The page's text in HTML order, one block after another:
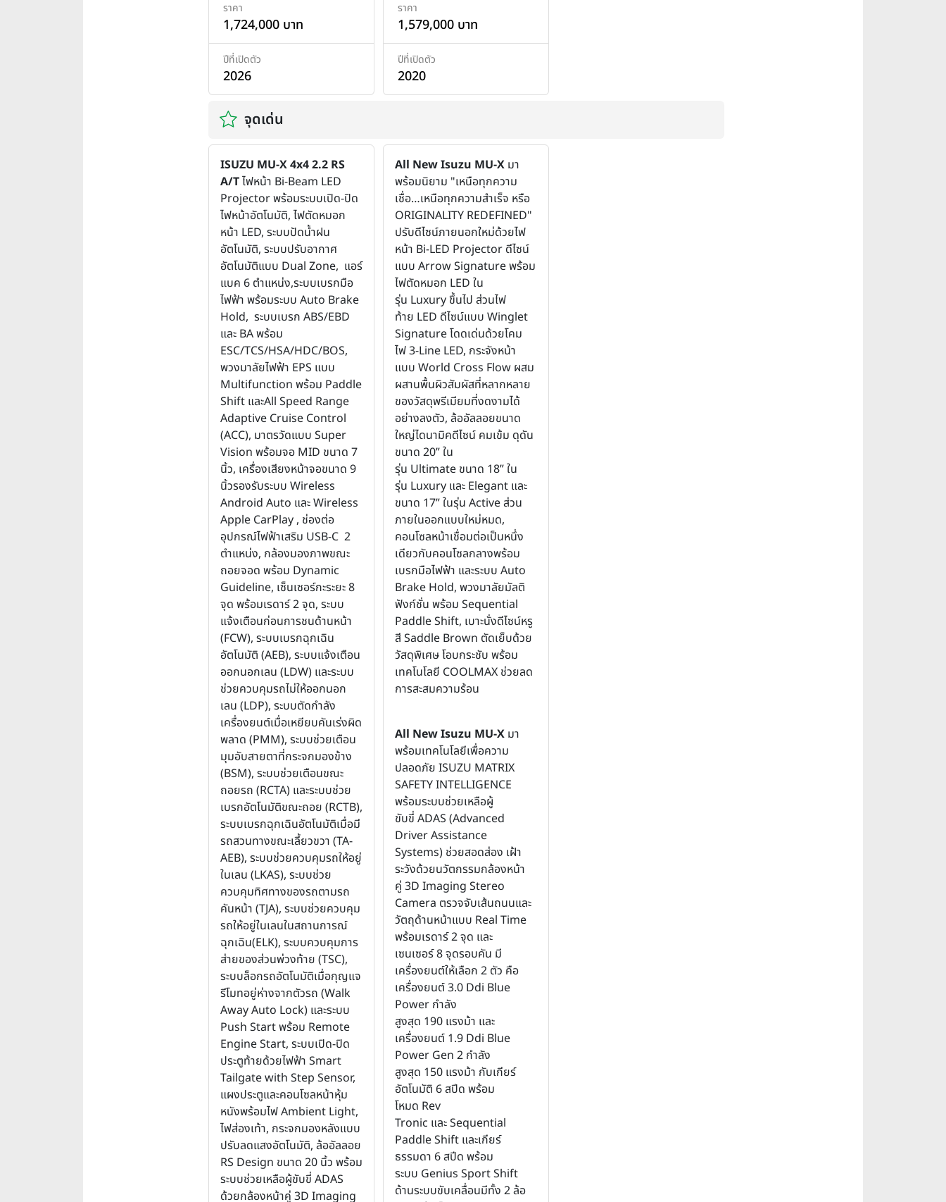
ราคา
1,724,000 บาท
ปีที่เปิดตัว
2026
ราคา
1,579,000 บาท
ปีที่เปิดตัว
2020
จุดเด่น
ISUZU MU-X 4x4 2.2 RS
A/Tไฟหน้า Bi-Beam LED
Projector พร้อมระบบเปิด-ปิด
ไฟหน้าอัตโนมัติ, ไฟตัดหมอก
หน้า LED, ระบบปัดน้ำฝน
อัตโนมัติ, ระบบปรับอากาศ
อัตโนมัติแบบ Dual Zone, แอร์
แบค 6 ตำแหน่ง,ระบบเบรกมือ
ไฟฟ้า พร้อมระบบ Auto Brake
Hold, ระบบเบรก ABS/EBD
และ BA พร้อม
ESC/TCS/HSA/HDC/BOS,
พวงมาลัยไฟฟ้า EPS แบบ
Multifunction พร้อม Paddle
Shift และAll Speed Range
Adaptive Cruise Control
(ACC), มาตรวัดแบบ Super
Vision พร้อมจอ MID ขนาด 7
นิ้ว, เครื่องเสียงหน้าจอขนาด 9
นิ้วรองรับระบบ Wireless
Android Auto และ Wireless
Apple CarPlay , ช่องต่อ
อุปกรณ์ไฟฟ้าเสริม USB-C 2
ตำแหน่ง, กล้องมองภาพขณะ
ถอยจอด พร้อม Dynamic
Guideline, เซ็นเซอร์กะระยะ 8
จุด พร้อมเรดาร์ 2 จุด, ระบบ
แจ้งเตือนก่อนการชนด้านหน้า
(FCW), ระบบเบรกฉุกเฉิน
อัตโนมัติ (AEB), ระบบแจ้งเตือน
ออกนอกเลน (LDW) และระบบ
ช่วยควบคุมรถไม่ให้ออกนอก
เลน (LDP), ระบบตัดกำลัง
เครื่องยนต์เมื่อเหยียบคันเร่งผิด
พลาด (PMM), ระบบช่วยเตือน
มุมอับสายตาที่กระจกมองข้าง
(BSM), ระบบช่วยเตือนขณะ
ถอยรถ (RCTA) และระบบช่วย
เบรกอัตโนมัติขณะถอย (RCTB),
ระบบเบรกฉุกเฉินอัตโนมัติเมื่อมี
รถสวนทางขณะเลี้ยวขวา (TA-
AEB), ระบบช่วยควบคุมรถให้อยู่
ในเลน (LKAS), ระบบช่วย
ควบคุมทิศทางของรถตามรถ
คันหน้า (TJA), ระบบช่วยควบคุม
รถให้อยู่ในเลนในสถานการณ์
ฉุกเฉิน(ELK), ระบบควบคุมการ
ส่ายของส่วนพ่วงท้าย (TSC),
ระบบล็อกรถอัตโนมัติเมื่อกุญแจ
รีโมทอยู่ห่างจากตัวรถ (Walk
Away Auto Lock) และระบบ
Push Start พร้อม Remote
Engine Start, ระบบเปิด-ปิด
ประตูท้ายด้วยไฟฟ้า Smart
Tailgate with Step Sensor,
แผงประตูและคอนโซลหน้าหุ้ม
หนังพร้อมไฟ Ambient Light,
ไฟส่องเท้า, กระจกมองหลังแบบ
ปรับลดแสงอัตโนมัติ, ล้ออัลลอย
RS Design ขนาด 20 นิ้ว พร้อม
ระบบช่วยเหลือผู้ขับขี่ ADAS
ด้วยกล้องหน้าคู่ 3D Imaging
All New Isuzu MU-X มา
พร้อมนิยาม "เหนือทุกความ
เชื่อ…เหนือทุกความสำเร็จ หรือ
ORIGINALITY REDEFINED"
ปรับดีไซน์ภายนอกใหม่ด้วยไฟ
หน้า Bi-LED Projector ดีไซน์
แบบ Arrow Signature พร้อม
ไฟตัดหมอก LED ใน
รุ่น Luxury ขึ้นไป ส่วนไฟ
ท้าย LED ดีไซน์แบบ Winglet
Signature โดดเด่นด้วยโคม
ไฟ 3-Line LED, กระจังหน้า
แบบ World Cross Flow ผสม
ผสานพื้นผิวสัมผัสที่หลากหลาย
ของวัสดุพรีเมียมที่งดงามได้
อย่างลงตัว, ล้ออัลลอยขนาด
ใหญ่ไดนามิคดีไซน์ คมเข้ม ดุดัน
ขนาด 20” ใน
รุ่น Ultimate ขนาด 18” ใน
รุ่น Luxury และ Elegant และ
ขนาด 17” ในรุ่น Active ส่วน
ภายในออกแบบใหม่หมด,
คอนโซลหน้าเชื่อมต่อเป็นหนึ่ง
เดียวกับคอนโซลกลางพร้อม
เบรกมือไฟฟ้า และระบบ Auto
Brake Hold, พวงมาลัยมัลติ
ฟังก์ชั่น พร้อม Sequential
Paddle Shift, เบาะนั่งดีไซน์หรู
สี Saddle Brown ตัดเย็บด้วย
วัสดุพิเศษ โอบกระชับ พร้อม
เทคโนโลยี COOLMAX ช่วยลด
การสะสมความร้อน
All New Isuzu MU-X มา
พร้อมเทคโนโลยีเพื่อความ
ปลอดภัย ISUZU MATRIX
SAFETY INTELLIGENCE
พร้อมระบบช่วยเหลือผู้
ขับขี่ ADAS (Advanced
Driver Assistance
Systems) ช่วยสอดส่อง เฝ้า
ระวังด้วยนวัตกรรมกล้องหน้า
คู่ 3D Imaging Stereo
Camera ตรวจจับเส้นถนนและ
วัตถุด้านหน้าแบบ Real Time
พร้อมเรดาร์ 2 จุด และ
เซนเซอร์ 8 จุดรอบคัน มี
เครื่องยนต์ให้เลือก 2 ตัว คือ
เครื่องยนต์ 3.0 Ddi Blue
Power กำลัง
สูงสุด 190 แรงม้า และ
เครื่องยนต์ 1.9 Ddi Blue
Power Gen 2 กำลัง
สูงสุด 150 แรงม้า กับเกียร์
อัตโนมัติ 6 สปีด พร้อม
โหมด Rev
Tronic และ Sequential
Paddle Shift และเกียร์
ธรรมดา 6 สปีด พร้อม
ระบบ Genius Sport Shift
ด้านระบบขับเคลื่อนมีทั้ง 2 ล้อ